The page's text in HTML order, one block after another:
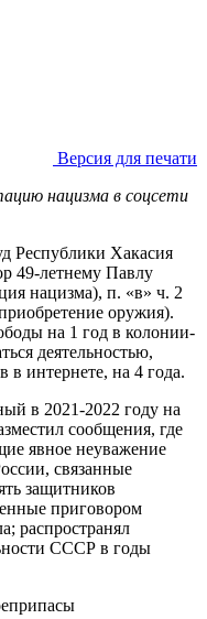
Версия для печати
нацизма в соцсети
Республики Хакасия
49-летнему Павлу
нацизма), п. «в» ч. 2
оружия).
на 1 год в колонии-
деятельностью,
в интернете, на 4 года.
в 2021-2022 году на
сообщения, где
явное неуважение
связанные
защитников
приговором
распространял
СССР в годы